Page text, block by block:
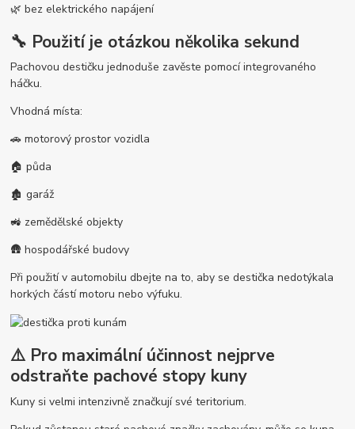
🌿 bez elektrického napájení
🔧 Použití je otázkou několika sekund
Pachovou destičku jednoduše zavěste pomocí integrovaného
háčku.
Vhodná místa:
🚗 motorový prostor vozidla
🏠 půda
🏚️ garáž
🚜 zemědělské objekty
🛖 hospodářské budovy
Při použití v automobilu dbejte na to, aby se destička nedotýkala
horkých částí motoru nebo výfuku.
⚠️ Pro maximální účinnost nejprve
odstraňte pachové stopy kuny
Kuny si velmi intenzivně značkují své teritorium.